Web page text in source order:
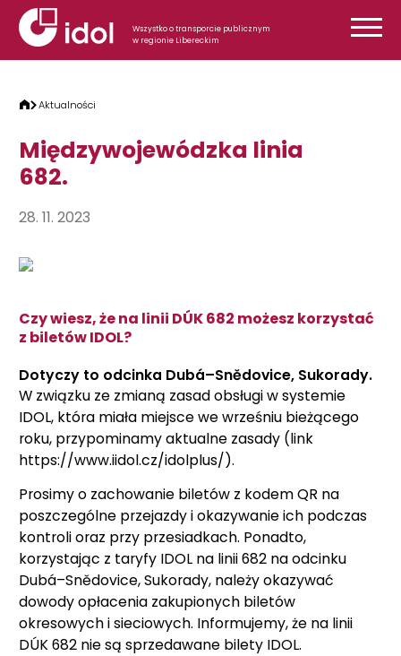
Przejdź do treści
Wszystko o transporcie publicznym
w regionie Libereckim
Aktualności
Międzywojewódzka linia
682.
28. 11. 2023
Czy wiesz, że na linii DÚK 682 możesz korzystać
z biletów IDOL?
Dotyczy to odcinka Dubá–Snědovice, Sukorady.
W związku ze zmianą zasad obsługi w systemie
IDOL, która miała miejsce we wrześniu bieżącego
roku, przypominamy aktualne zasady (link
https://www.iidol.cz/idolplus/).
Prosimy o zachowanie biletów z kodem QR na
poszczególne przejazdy i okazywanie ich podczas
kontroli oraz przy przesiadkach. Ponadto,
korzystając z taryfy IDOL na linii 682 na odcinku
Dubá–Snědovice, Sukorady, należy okazywać
dowody opłacenia zakupionych biletów
okresowych i sieciowych. Informujemy, że na linii
DÚK 682 nie są sprzedawane bilety IDOL.